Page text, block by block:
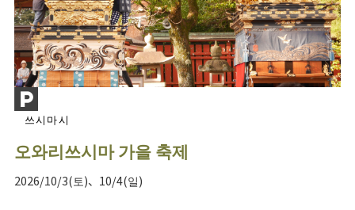
쓰시마시
오와리쓰시마 가을 축제
2026/10/3(토)、10/4(일)